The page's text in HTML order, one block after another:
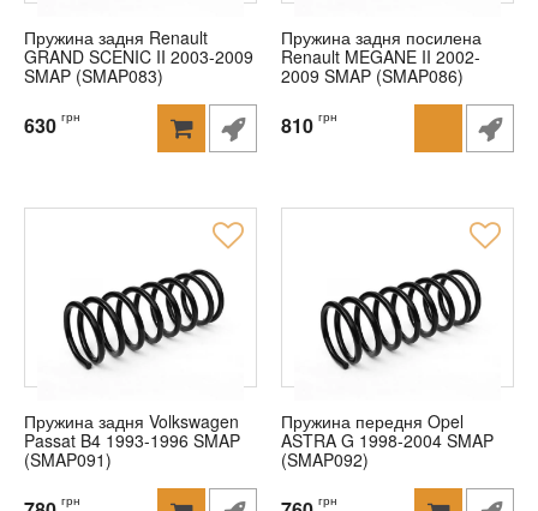
Пружина задня Renault
GRAND SCENIC II 2003-2009
SMAP (SMAP083)
630 грн
Пружина задня посилена
Renault MEGANE II 2002-
2009 SMAP (SMAP086)
810 грн
Пружина задня Volkswagen
Passat B4 1993-1996 SMAP
(SMAP091)
грн
Пружина передня Opel
ASTRA G 1998-2004 SMAP
(SMAP092)
грн